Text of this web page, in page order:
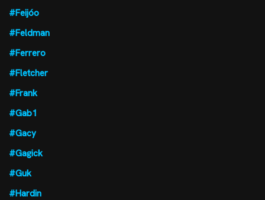
#Feijóo
#Feldman
#Ferrero
#Fletcher
#Frank
#Gab1
#Gacy
#Gagick
#Guk
#Hardin